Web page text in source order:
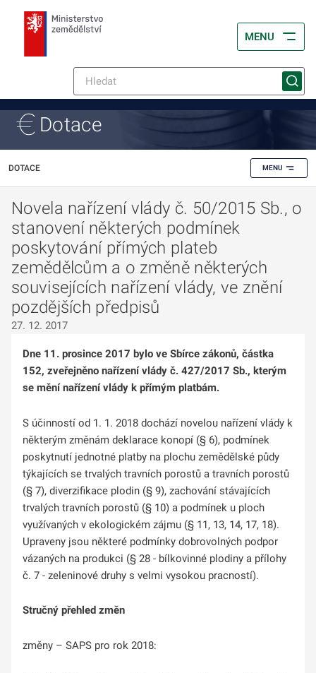
MENU
Dotace
DOTACE MENU
Novela nařízení vlády č. 50/2015 Sb., o
stanovení některých podmínek
poskytování přímých plateb
zemědělcům a o změně některých
souvisejících nařízení vlády, ve znění
pozdějších předpisů
27. 12. 2017
Dne 11. prosince 2017 bylo ve Sbírce zákonů, částka
152, zveřejněno nařízení vlády č. 427/2017 Sb., kterým
se mění nařízení vlády k přímým platbám.
S účinností od 1. 1. 2018 dochází novelou nařízení vlády k
některým změnám deklarace konopí (§ 6), podmínek
poskytnutí jednotné platby na plochu zemědělské půdy
týkajících se trvalých travních porostů a travních porostů
(§ 7), diverzifikace plodin (§ 9), zachování stávajících
trvalých travních porostů (§ 10) a podmínek u ploch
využívaných v ekologickém zájmu (§ 11, 13, 14, 17, 18).
Upraveny jsou některé podmínky dobrovolných podpor
vázaných na produkci (§ 28 - bílkovinné plodiny a přílohy
č. 7 - zeleninové druhy s velmi vysokou pracností).
Stručný přehled změn
změny – SAPS pro rok 2018: